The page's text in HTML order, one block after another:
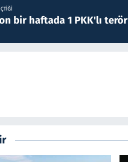
bir haftada 1 PKK'lı